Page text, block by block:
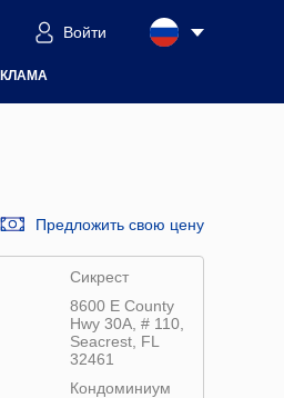
Войти
Предложить свою цену
Сикрест
8600 E County
Hwy 30A, # 110,
Seacrest, FL
32461
Кондоминиум